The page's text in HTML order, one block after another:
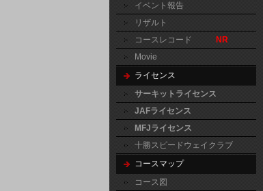
イベント報告
リザルト
コースレコード
NR
Movie
ライセンス
サーキットライセンス
JAFライセンス
MFJライセンス
十勝スピードウェイクラブ
コースマップ
コース図